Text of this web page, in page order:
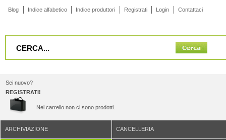
Blog Indice alfabetico Indice produttori Registrati Login Contattaci
Sei nuovo?
REGISTRATI!
Nel carrello non ci sono prodotti.
ARCHIVIAZIONE CANCELLERIA